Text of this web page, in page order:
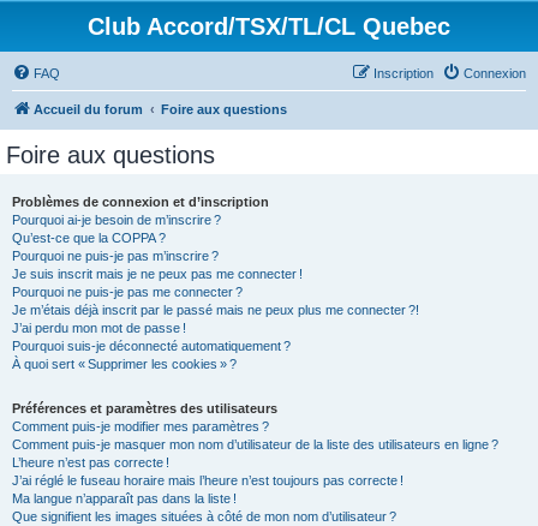
Club Accord/TSX/TL/CL Quebec
FAQ Connexion
Inscription
Accueil du forum Foire aux questions
Foire aux questions
Problèmes de connexion et d’inscription
Pourquoi ai-je besoin de m’inscrire ?
Qu’est-ce que la COPPA ?
Pourquoi ne puis-je pas m’inscrire ?
Je suis inscrit mais je ne peux pas me connecter !
Pourquoi ne puis-je pas me connecter ?
Je m’étais déjà inscrit par le passé mais ne peux plus me connecter ?!
J’ai perdu mon mot de passe !
Pourquoi suis-je déconnecté automatiquement ?
À quoi sert « Supprimer les cookies » ?
Préférences et paramètres des utilisateurs
Comment puis-je modifier mes paramètres ?
Comment puis-je masquer mon nom d’utilisateur de la liste des utilisateurs en ligne ?
L’heure n’est pas correcte !
J’ai réglé le fuseau horaire mais l’heure n’est toujours pas correcte !
Ma langue n’apparaît pas dans la liste !
Que signifient les images situées à côté de mon nom d’utilisateur ?